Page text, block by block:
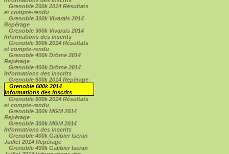
Grenoble 200k 2014 Résultats
et compte-rendu
Grenoble 300k Vivarais 2014
Repérage
Grenoble 300k Vivarais 2014
Informations des inscrits
Grenoble 300k 2014 Résultats
et compte-rendu
Grenoble 400k Drôme 2014
Repérage
Grenoble 400k Drôme 2014
Informations des inscrits
Grenoble 600k 2014 Repérage
Grenoble 600k 2014
Informations des inscrits
Grenoble 600k 2014 Résultats
et compte-rendu
Grenoble 300k MGM 2014
Repérage
Grenoble 300k MGM 2014
Informations des inscrits
Grenoble 400k Galibier Iseran
Juillet 2014 Repérage
Grenoble 400k Galibier Iseran